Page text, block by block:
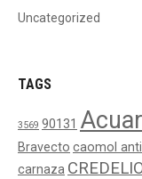
Uncategorized
TAGS
3569 90131
Bravecto caomol
carnaza